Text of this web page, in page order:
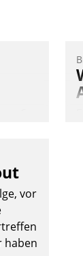
bei
vor
haben